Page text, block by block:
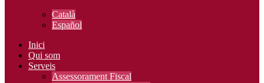
Català
Español
Inici
Qui som
Serveis
Assessorament Fiscal